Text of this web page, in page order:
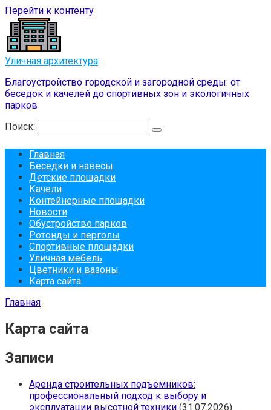
Перейти к контенту
Уличная архитектура
Благоустройство городской и загородной среды: от
беседок и качелей до спортивных зон и экологичных
парков
Поиск:
Главная
Беседки и навесы
Детские площадки
Качели
Контейнерные площадки
Новости
Обустройство парков
Ротонды и перголы
Спортивные площадки
Уличная мебель
Цветники и вазоны
Карта сайта
Главная
Карта сайта
Записи
Аренда строительных подъемников:
профессиональный подход к выбору и
эксплуатации высотной техники (31.07.2026)